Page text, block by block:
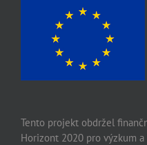
Tento projekt obdržel
Horizont 2020 pro výzkum